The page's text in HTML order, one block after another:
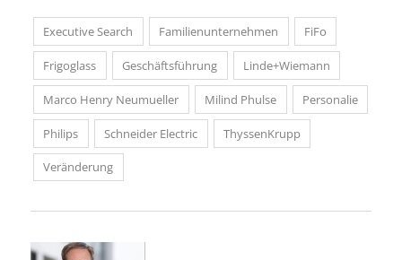
Executive Search Familienunternehmen FiFo
Frigoglass Geschäftsführung Linde+Wiemann
Marco Henry Neumueller Milind Phulse Personalie
Philips Schneider Electric ThyssenKrupp
Veränderung